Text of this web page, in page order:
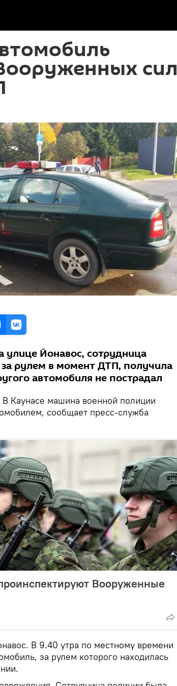
сил
Йонавос, сотрудница
рулем в момент ДТП, получила
автомобиля не пострадал
В Каунасе машина военной полиции
сообщает пресс-служба
Вооруженные
В 9.40 утра по местному времени
за рулем которого находилась